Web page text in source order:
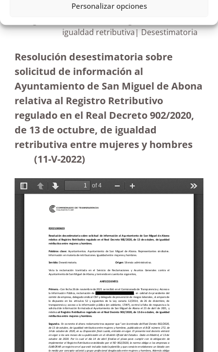
Personalizar opciones
Petición de información al Ayuntamiento de San
igualdad retributiva| Desestimatoria
Resolución desestimatoria sobre
solicitud de información al
Ayuntamiento de San Miguel de Abona
relativa al Registro Retributivo
regulado en el Real Decreto 902/2020,
de 13 de octubre, de igualdad
retributiva entre mujeres y hombres
(11-V-2022)